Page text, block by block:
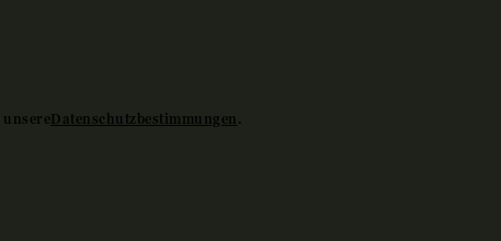
Datenschutzbestimmungen .